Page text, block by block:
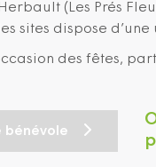
(Les Prés
sites dispose
des fêtes,
bénévole